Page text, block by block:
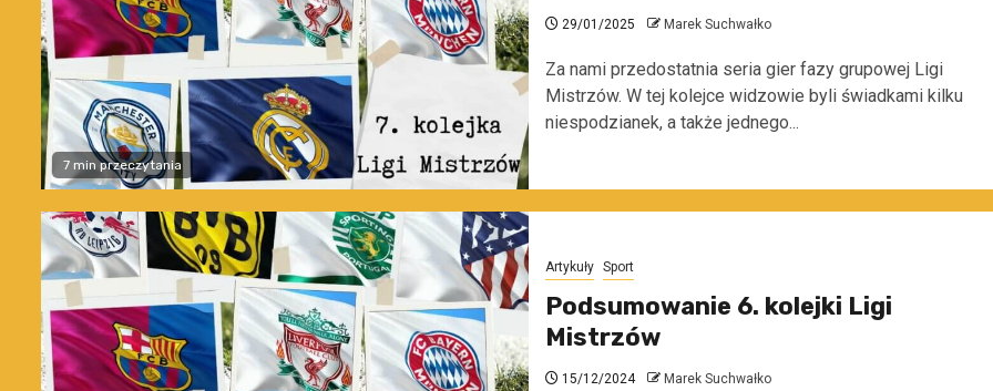
7 min przeczytania
29/01/2025 Marek Suchwałko
Za nami przedostatnia seria gier fazy grupowej Ligi
Mistrzów. W tej kolejce widzowie byli świadkami kilku
niespodzianek, a także jednego...
Artykuły Sport
Podsumowanie 6. kolejki Ligi
Mistrzów
15/12/2024 Marek Suchwałko